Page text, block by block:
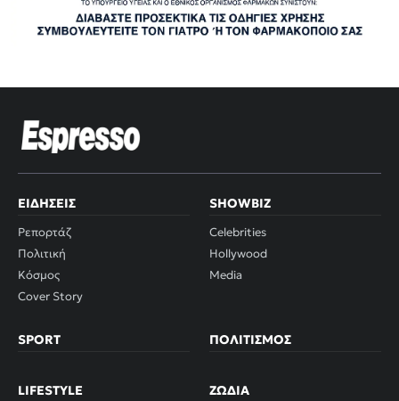
ΕΙΔΉΣΕΙΣ
Ρεπορτάζ
Πολιτική
Κόσμος
Cover Story
SHOWBIZ
Celebrities
Hollywood
Media
SPORT ΠΟΛΙΤΙΣΜΌΣ
LIFESTYLE ΖΏΔΙΑ